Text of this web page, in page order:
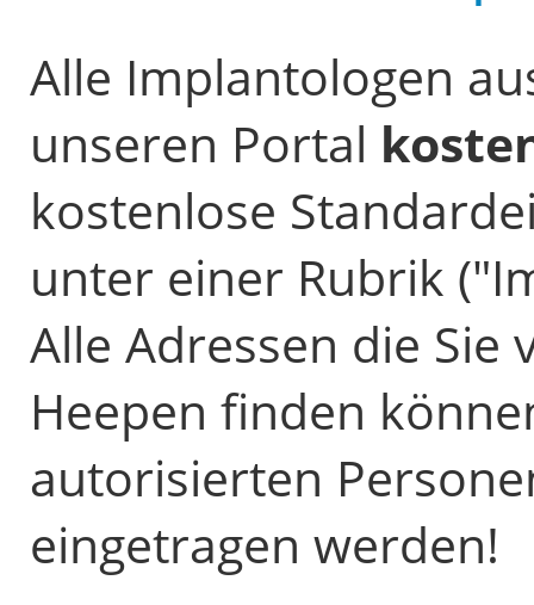
Alle Implantologen
unseren Portal
kostenlose
unter einer Rubrik
Alle Adressen die
Heepen finden
autorisierten
eingetragen werden!